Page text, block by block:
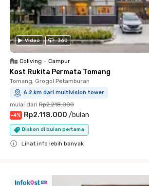
Video 360
Coliving • Campur
Kost Rukita Permata Tomang
Tomang, Grogol Petamburan
6.2 km dari multivision tower
mulai dari Rp2.218.000
-4% Rp2.118.000 /bulan
Diskon di bulan pertama
Lihat info lebih banyak